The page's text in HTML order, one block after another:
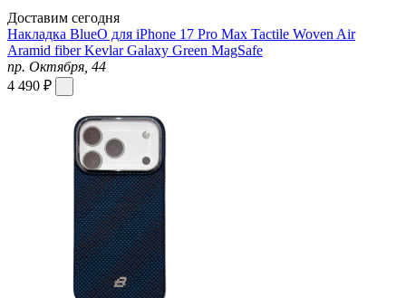
Доставим сегодня
Накладка BlueO для iPhone 17 Pro Max Tactile Woven Air
Aramid fiber Kevlar Galaxy Green MagSafe
пр. Октября, 44
4 490 ₽